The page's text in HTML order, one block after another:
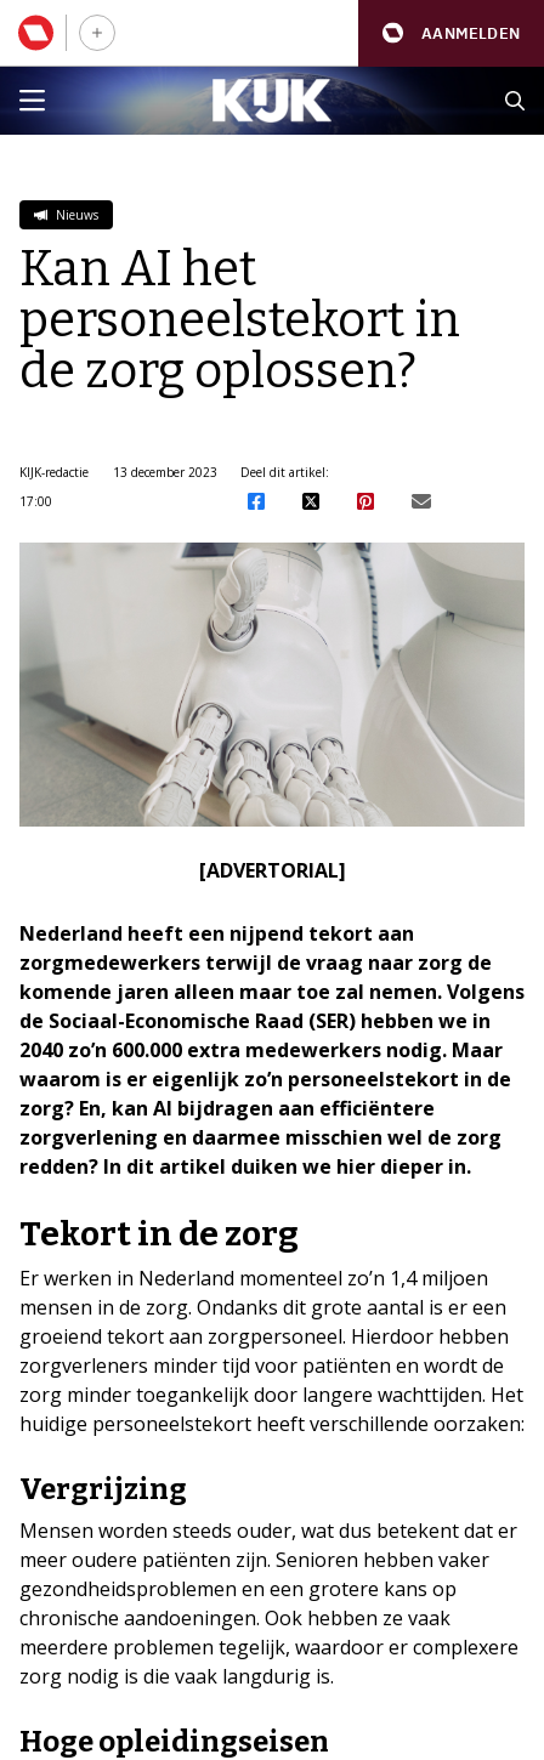
AANMELDEN
Nieuws
Kan AI het
personeelstekort in
de zorg oplossen?
KIJK-redactie
13 december 2023
17:00
Deel dit artikel:
[ADVERTORIAL]
Nederland heeft een nijpend tekort aan
zorgmedewerkers terwijl de vraag naar zorg de
komende jaren alleen maar toe zal nemen. Volgens
de Sociaal-Economische Raad (SER) hebben we in
2040 zo’n 600.000 extra medewerkers nodig. Maar
waarom is er eigenlijk zo’n personeelstekort in de
zorg? En, kan AI bijdragen aan efficiëntere
zorgverlening en daarmee misschien wel de zorg
redden? In dit artikel duiken we hier dieper in.
Tekort in de zorg
Er werken in Nederland momenteel zo’n 1,4 miljoen
mensen in de zorg. Ondanks dit grote aantal is er een
groeiend tekort aan zorgpersoneel. Hierdoor hebben
zorgverleners minder tijd voor patiënten en wordt de
zorg minder toegankelijk door langere wachttijden. Het
huidige personeelstekort heeft verschillende oorzaken:
Vergrijzing
Mensen worden steeds ouder, wat dus betekent dat er
meer oudere patiënten zijn. Senioren hebben vaker
gezondheidsproblemen en een grotere kans op
chronische aandoeningen. Ook hebben ze vaak
meerdere problemen tegelijk, waardoor er complexere
zorg nodig is die vaak langdurig is.
Hoge opleidingseisen